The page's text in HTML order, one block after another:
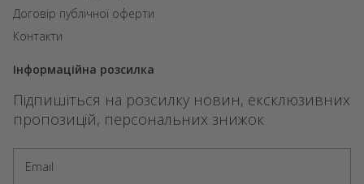
Договір публічної оферти
Контакти
Інформаційна розсилка
Підпишіться на розсилку новин, ексклюзивних
пропозицій, персональних знижок